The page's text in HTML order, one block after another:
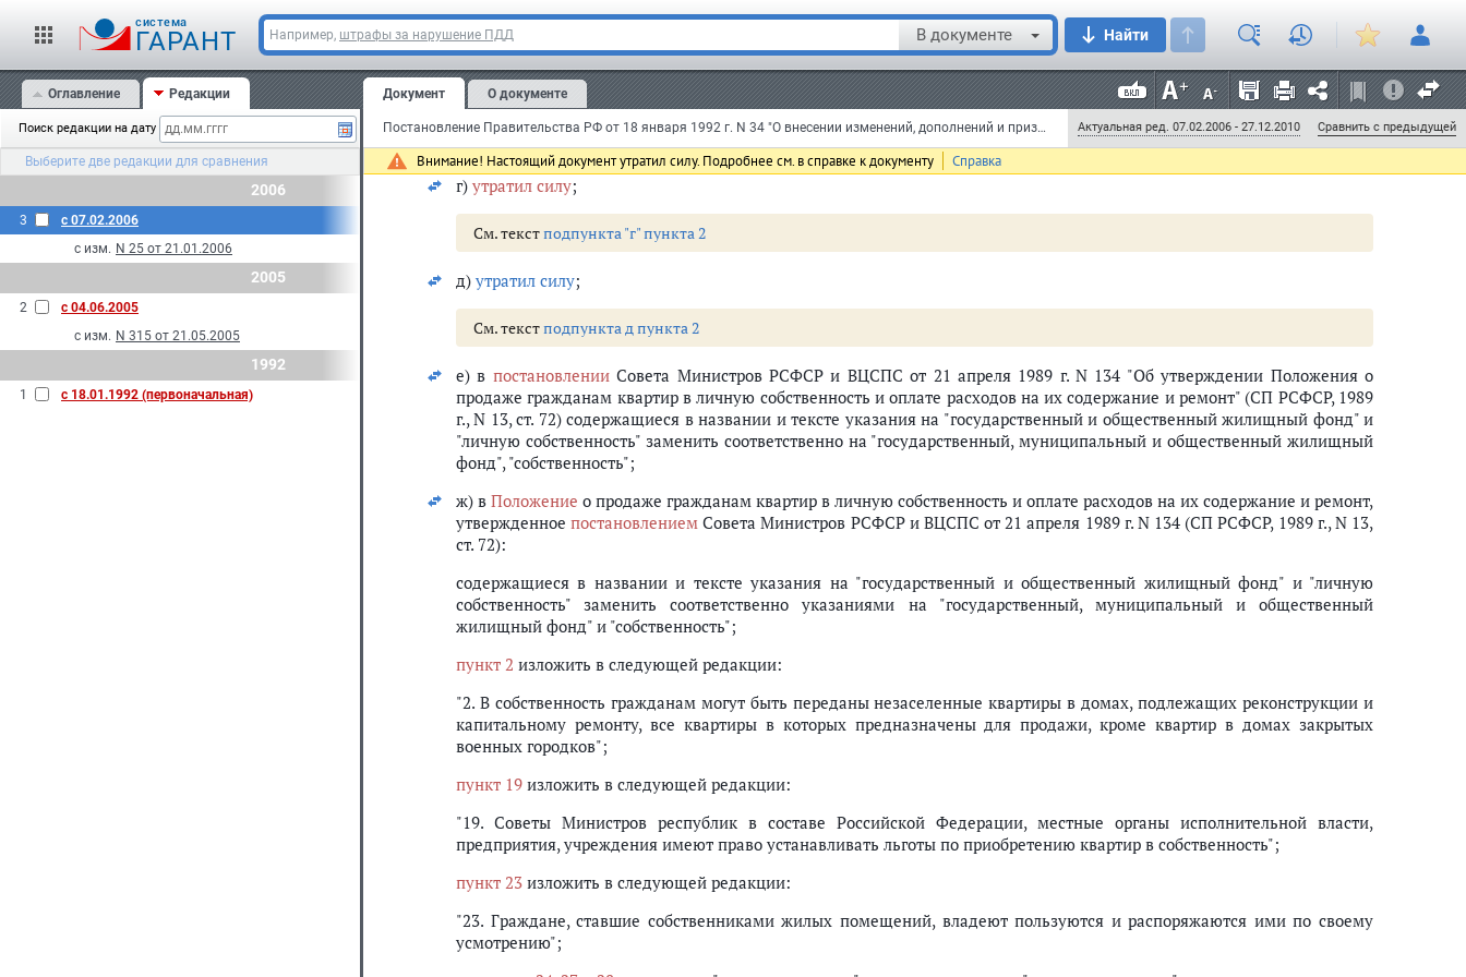
cистема
ГАРАНТ Например, штрафы за нарушение ПДД В документе Найти
Оглавление Редакции
Поиск редакции на дату
Выберите две редакции для сравнения
2006
3
с 07.02.2006
с изм. N 25 от 21.01.2006
2005
2
с 04.06.2005
с изм. N 315 от 21.05.2005
1992
1 с 18.01.1992 (первоначальная)
Документ О документе
Постановление Правительства РФ от 18 января 1992 г. N 34 "О внесении изменений, дополнений и признании утратившими силу некоторых решений Совета Министров РСФСР по вопросам регулирования жилищных правоотношений" (с изменениями и дополнениями) (утратило силу) Актуальная ред. 07.02.2006 - 27.12.2010 Сравнить с предыдущей
Внимание! Настоящий документ утратил силу. Подробнее см. в справке к документу Справка
заменить соответственно на "государственный, муниципальный и общественный жилищный фонд" и "собственность";
пункт 18после слов "В домах", "жилого дома" дополнить соответственно словами "квартирах", "квартиры";
в)
утратил силу
См. текстподпункта "в" пункта 2
г) утратил силу;
См. текстподпункта "г" пункта 2
д) утратил силу;
См. текстподпункта д пункта 2
е) в постановленииСовета Министров РСФСР и ВЦСПС от 21 апреля 1989 г. N 134 "Об утверждении Положения о
продаже гражданам квартир в личную собственность и оплате расходов на их содержание и ремонт" (СП РСФСР, 1989
г., N 13, ст. 72) содержащиеся в названии и тексте указания на "государственный и общественный жилищный фонд" и
"личную собственность" заменить соответственно на "государственный, муниципальный и общественный жилищный
фонд", "собственность";
ж) в Положение о продаже гражданам квартир в личную собственность и оплате расходов на их содержание и ремонт,
утвержденноепостановлением Совета Министров РСФСР и ВЦСПС от 21 апреля 1989 г. N 134 (СП РСФСР, 1989 г., N 13,
ст. 72):
содержащиеся в названии и тексте указания на "государственный и общественный жилищный фонд" и "личную
собственность" заменить соответственно указаниями на "государственный, муниципальный и общественный
жилищный фонд" и "собственность";
пункт 2 изложить в следующей редакции:
"2. В собственность гражданам могут быть переданы незаселенные квартиры в домах, подлежащих реконструкции и
капитальному ремонту, все квартиры в которых предназначены для продажи, кроме квартир в домах закрытых
военных городков";
пункт 19 изложить в следующей редакции:
"19. Советы Министров республик в составе Российской Федерации, местные органы исполнительной власти,
предприятия, учреждения имеют право устанавливать льготы по приобретению квартир в собственность";
пункт 23 изложить в следующей редакции:
"23. Граждане, ставшие собственниками жилых помещений, владеют пользуются и распоряжаются ими по своему
усмотрению";